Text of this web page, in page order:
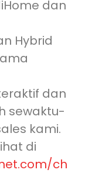
dan
Hybrid
dan
sewaktu-
kami.
di
ch